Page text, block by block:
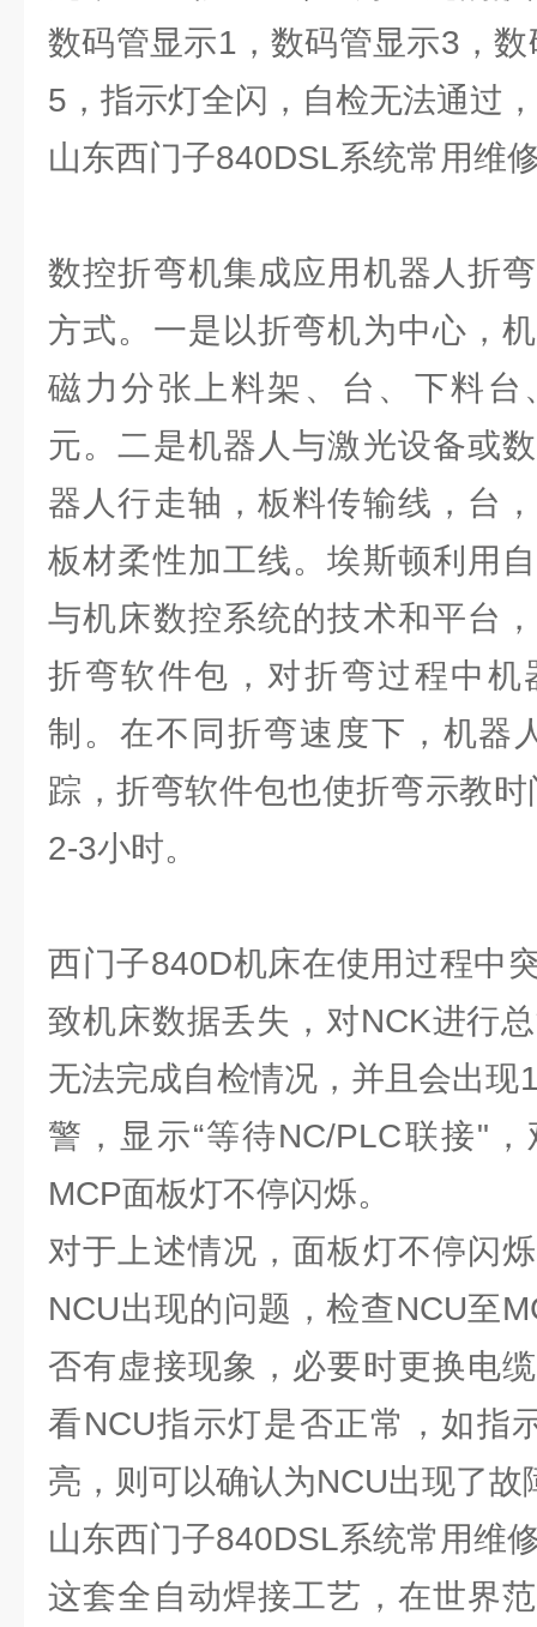
数码管显示1，数码管显示3，
5，指示灯全闪，自检无法通过
山东西门子840DSL系统常用维
数控折弯机集成应用机器人折
方式。一是以折弯机为中心，
磁力分张上料架、台、下料台
元。二是机器人与激光设备或
器人行走轴，板料传输线，台
板材柔性加工线。埃斯顿利用
与机床数控系统的技术和平台
折弯软件包，对折弯过程中机
制。在不同折弯速度下，机器
踪，折弯软件包也使折弯示教
2-3小时。
西门子840D机床在使用过程中
致机床数据丢失，对NCK进行
无法完成自检情况，并且会出
警，显示“等待NC/PLC联接"
MCP面板灯不停闪烁。
对于上述情况，面板灯不停闪
NCU出现的问题，检查NCU至
否有虚接现象，必要时更换电
看NCU指示灯是否正常，如指
亮，则可以确认为NCU出现了
山东西门子840DSL系统常用维
这套全自动焊接工艺，在世界